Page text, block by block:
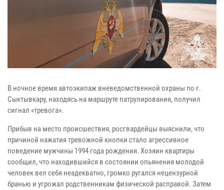
В ночное время автоэкипаж вневедомственной охраны по г.
Сыктывкару, находясь на маршруте патрулирования, получил
сигнал «тревога».
Прибыв на место происшествия, росгвардейцы выяснили, что
причиной нажатия тревожной кнопки стало агрессивное
поведение мужчины 1994 года рождения. Хозяин квартиры
сообщил, что находившийся в состоянии опьянения молодой
человек вел себя неадекватно, громко ругался нецензурной
бранью и угрожал родственникам физической расправой. Затем